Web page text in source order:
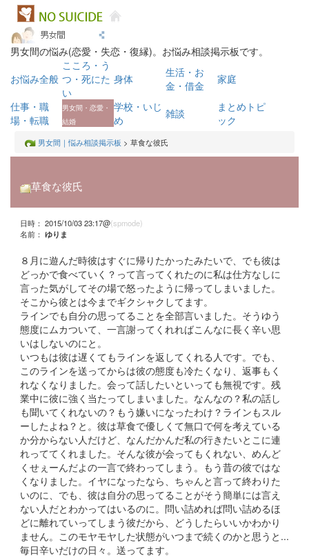
男女間の悩み(恋愛・失恋・復縁)。お悩み相談掲示板です。
お悩み全般
こころ・う
つ・死にた
い
身体
生活・お
金・借金
家庭
仕事・職
場・転職
男女間・恋愛・
結婚
学校・いじ
め
雑談
まとめトピ
ック
男女間｜悩み相談掲示板 > 草食な彼氏
草食な彼氏
日時： 2015/10/03 23:17@(spmode)
名前： ゆりま
８月に遊んだ時彼はすぐに帰りたかったみたいで、でも彼は
どっかで食べていく？って言ってくれたのに私は仕方なしに
言った気がしてその場で怒ったように帰ってしまいました。
そこから彼とは今までギクシャクしてます。
ラインでも自分の思ってることを全部言いました。そうゆう
態度にムカついて、一言謝ってくれればこんなに長く辛い思
いはしないのにと。
いつもは彼は遅くてもラインを返してくれる人です。でも、
このラインを送ってからは彼の態度も冷たくなり、返事もく
れなくなりました。会って話したいといっても無視です。残
業中に彼に強く当たってしまいました。なんなの？私の話し
も聞いてくれないの？もう嫌いになったわけ？ラインもスル
ーしたよね？と。彼は草食で優しくて無口で何を考えている
か分からない人だけど、なんだかんだ私の行きたいとこに連
れっててくれました。そんな彼が会ってもくれない、めんど
くせぇーんだよの一言で終わってしまう。もう昔の彼ではな
くなりました。イヤになったなら、ちゃんと言って終わりた
いのに、でも、彼は自分の思ってることがそう簡単には言え
ない人だとわかってはいるのに。問い詰めれば問い詰めるほ
どに離れていってしまう彼だから、どうしたらいいかわかり
ません。このモヤモヤした状態がいつまで続くのかと思うと...
毎日辛いだけの日々。送ってます。